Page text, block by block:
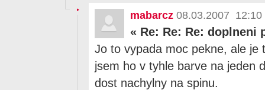
mabarcz 08.03.2007 12:10
« Re: Re: Re: doplneni
Jo to vypada moc pekne, ale je
jsem ho v tyhle barve na jeden
dost nachylny na spinu.